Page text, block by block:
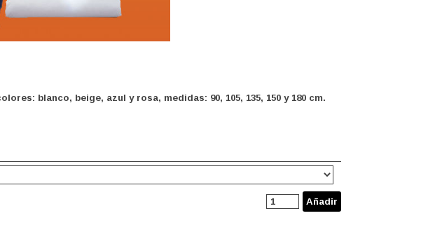
blanco, beige, azul y rosa, medidas: 90, 105, 135, 150 y 180 cm.
Añadir